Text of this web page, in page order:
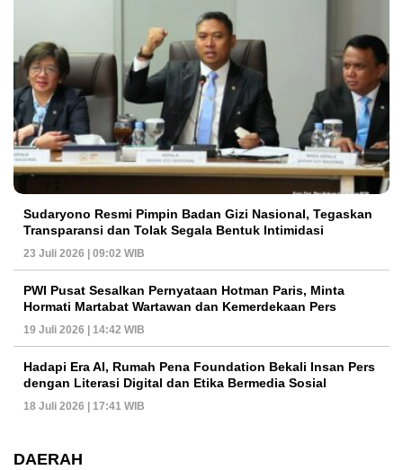
Sudaryono Resmi Pimpin Badan Gizi Nasional, Tegaskan
Transparansi dan Tolak Segala Bentuk Intimidasi
23 Juli 2026 | 09:02 WIB
PWI Pusat Sesalkan Pernyataan Hotman Paris, Minta
Hormati Martabat Wartawan dan Kemerdekaan Pers
19 Juli 2026 | 14:42 WIB
Hadapi Era AI, Rumah Pena Foundation Bekali Insan Pers
dengan Literasi Digital dan Etika Bermedia Sosial
18 Juli 2026 | 17:41 WIB
DAERAH